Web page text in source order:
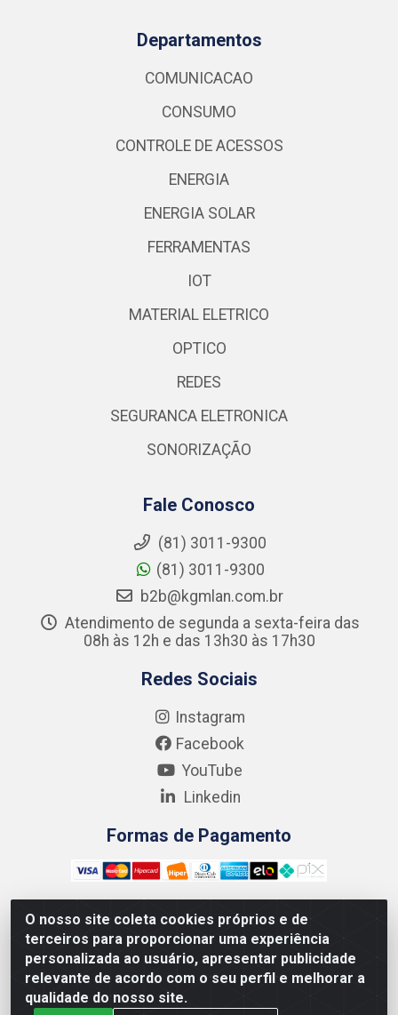
O nosso site coleta cookies próprios e de
terceiros para proporcionar uma experiência
personalizada ao usuário, apresentar publicidade
relevante de acordo com o seu perfil e melhorar a
qualidade do nosso site.
Departamentos
COMUNICACAO
CONSUMO
CONTROLE DE ACESSOS
ENERGIA
ENERGIA SOLAR
FERRAMENTAS
IOT
MATERIAL ELETRICO
OPTICO
REDES
SEGURANCA ELETRONICA
SONORIZAÇÃO
Fale Conosco
(81) 3011-9300
(81) 3011-9300
b2b@kgmlan.com.br
Atendimento de segunda a sexta-feira das
08h às 12h e das 13h30 às 17h30
Redes Sociais
Instagram
Facebook
YouTube
Linkedin
Formas de Pagamento
Kgmlan Distribuidora LTDA - CNPJ 18.217.682/0001-54 -
Rua Pedro de Barros Cavalcante, 58 - Bultrins, Olinda/PE
- CEP 53320-110